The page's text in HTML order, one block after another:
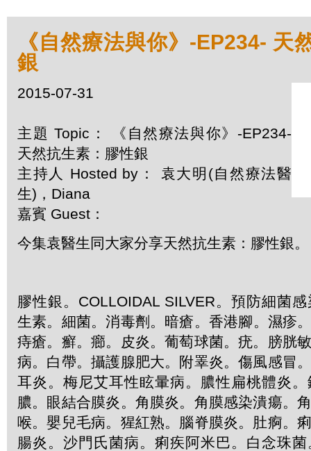
《自然療法與你》-EP234- 天
銀
2015-07-31
主題 Topic： 《自然療法與你》-EP234-
天然抗生素：膠性銀
主持人 Hosted by： 袁大明(自然療法醫
生)，Diana
嘉賓 Guest：
今集袁醫生同大家分享天然抗生素：膠性銀。
膠性銀。 COLLOIDAL SILVER。 預防細菌感
生素。 細菌。消毒劑 。 暗瘡。 香港腳。 濕疹
痔瘡。 癬。癤。 皮炎。葡萄球菌。疣。 膀胱
病。 白帶。攝護腺肥大。 附睪炎。傷風感冒
耳炎 。 梅尼艾耳性眩暈病。 膿性扁桃體炎 。
膿。 眼結合膜炎 。 角膜炎。 角膜感染潰瘍。
喉。嬰兒毛病。 猩紅熟。 腦脊膜炎。 肚痾。
腸炎 。 沙門氏菌病。 痢疾阿米巴。 白念珠菌